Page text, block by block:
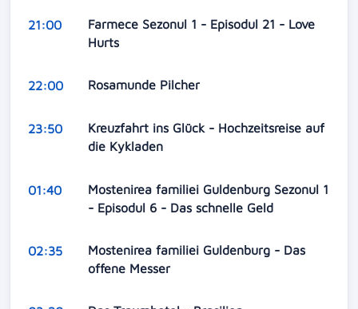
21:00
Farmece Sezonul 1 - Episodul 21 - Love
Hurts
22:00 Rosamunde Pilcher
23:50
Kreuzfahrt ins Glück - Hochzeitsreise auf
die Kykladen
01:40
Mostenirea familiei Guldenburg Sezonul 1
- Episodul 6 - Das schnelle Geld
02:35
Mostenirea familiei Guldenburg - Das
offene Messer